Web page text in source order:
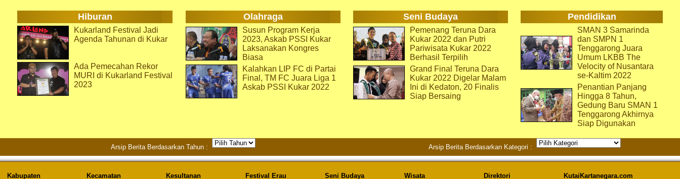
Hiburan Olahraga Seni Budaya Pendidikan
Kukarland Festival Jadi
Agenda Tahunan di Kukar
Ada Pemecahan Rekor
MURI di Kukarland Festival
2023
Susun Program Kerja
2023, Askab PSSI Kukar
Laksanakan Kongres
Biasa
Kalahkan LIP FC di Partai
Final, TM FC Juara Liga 1
Askab PSSI Kukar 2022
Pemenang Teruna Dara
Kukar 2022 dan Putri
Pariwisata Kukar 2022
Berhasil Terpilih
Grand Final Teruna Dara
Kukar 2022 Digelar Malam
Ini di Kedaton, 20 Finalis
Siap Bersaing
SMAN 3 Samarinda
dan SMPN 1
Tenggarong Juara
Umum LKBB The
Velocity of Nusantara
se-Kaltim 2022
Penantian Panjang
Hingga 8 Tahun,
Gedung Baru SMAN 1
Tenggarong Akhirnya
Siap Digunakan
Arsip Berita Berdasarkan Tahun : Arsip Berita Berdasarkan Kategori :
Kabupaten Kecamatan Kesultanan Festival Erau Seni Budaya Wisata Direktori KutaiKartanegara.com